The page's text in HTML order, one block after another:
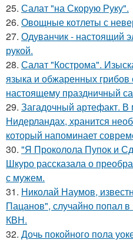
25. Салат "на Скорую Руку".
26. Овощные котлеты с
27. Одуванчик - настоящий
рукой.
28. Салат "Кострома".
языка и обжаренных
настоящему праздничный
29. Загадочный артефакт. В
Нидерландах, хранится
который напоминает
30. "Я Проколола Пупок и
Шкуро рассказала о
с мужем.
31. Николай Наумов,
Пацанов", случайно попал в
КВН.
32. Дочь покойного пола